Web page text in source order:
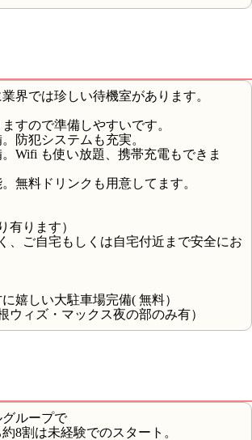
界では珍しい待機室があります。
すので準備しやすいです。
防犯システムも充実。
Wifi も使い放題、携帯充電もできま
無料ドリンクも用意してます。
有ります）
、ご自宅もしくは自宅付近まで安全にお
嬉しい大駐車場完備( 無料）
ウィズ・マックス夜の部のみ有）
ループで
8割は未経験でのスタート。